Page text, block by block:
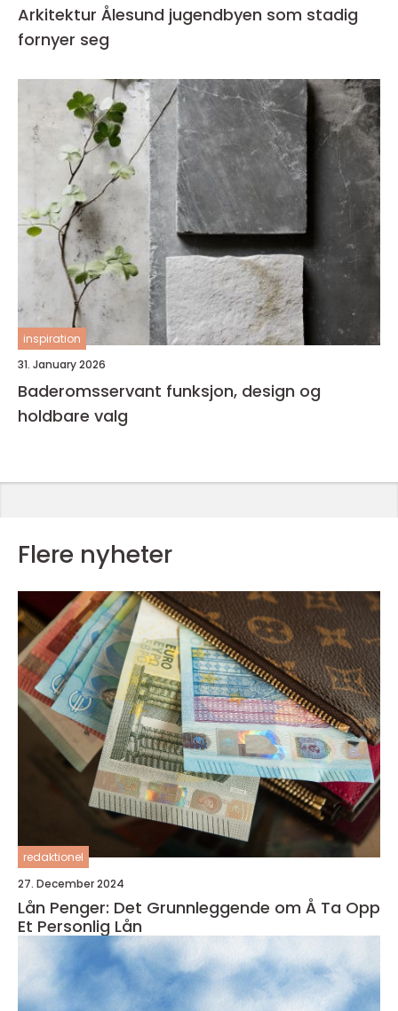
Arkitektur Ålesund jugendbyen som stadig
fornyer seg
inspiration
31. January 2026
Baderomsservant funksjon, design og
holdbare valg
Flere nyheter
redaktionel
27. December 2024
Lån Penger: Det Grunnleggende om Å Ta Opp
Et Personlig Lån